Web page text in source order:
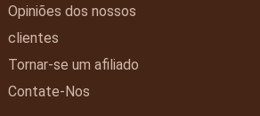
Opiniões dos nossos
clientes
Tornar-se um afiliado
Contate-Nos